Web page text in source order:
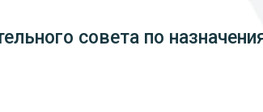
совета по